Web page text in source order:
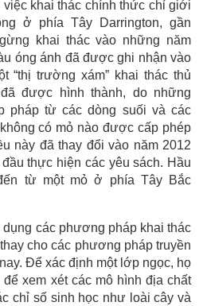
khai thác chính thức chỉ giới
ở phía Tây Darrington, gần
khai thác vào những năm
óng ánh đã được ghi nhận vào
“thị trường xám” khai thác thủ
được hình thành, do những
pháp từ các dòng suối và các
có mỏ nào được cấp phép
này đã thay đổi vào năm 2012
thực hiện các yêu sách. Hầu
từ một mỏ ở phía Tây Bắc
các phương pháp khai thác
cho các phương pháp truyền
Để xác định một lớp ngọc, họ
xem xét các mô hình địa chất
chỉ số sinh học như loài cây và